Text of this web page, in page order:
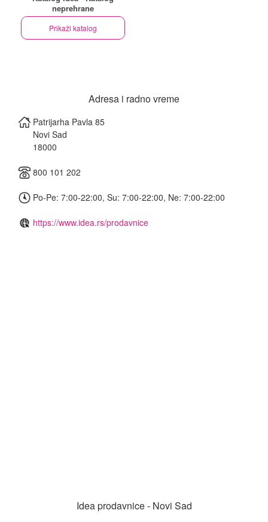
neprehrane
Prikaži katalog
Adresa i radno vreme
Patrijarha Pavla 85
Novi Sad
18000
800 101 202
Po-Pe: 7:00-22:00, Su: 7:00-22:00, Ne: 7:00-22:00
https://www.idea.rs/prodavnice
Idea prodavnice - Novi Sad